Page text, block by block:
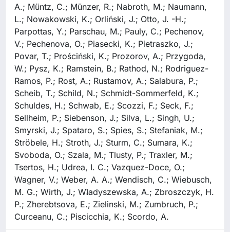
A.; Müntz, C.; Münzer, R.; Nabroth, M.; Naumann,
L.; Nowakowski, K.; Orliński, J.; Otto, J. -H.;
Parpottas, Y.; Parschau, M.; Pauly, C.; Pechenov,
V.; Pechenova, O.; Piasecki, K.; Pietraszko, J.;
Povar, T.; Prościński, K.; Prozorov, A.; Przygoda,
W.; Pysz, K.; Ramstein, B.; Rathod, N.; Rodriguez-
Ramos, P.; Rost, A.; Rustamov, A.; Salabura, P.;
Scheib, T.; Schild, N.; Schmidt-Sommerfeld, K.;
Schuldes, H.; Schwab, E.; Scozzi, F.; Seck, F.;
Sellheim, P.; Siebenson, J.; Silva, L.; Singh, U.;
Smyrski, J.; Spataro, S.; Spies, S.; Stefaniak, M.;
Ströbele, H.; Stroth, J.; Sturm, C.; Sumara, K.;
Svoboda, O.; Szala, M.; Tlusty, P.; Traxler, M.;
Tsertos, H.; Udrea, I. C.; Vazquez-Doce, O.;
Wagner, V.; Weber, A. A.; Wendisch, C.; Wiebusch,
M. G.; Wirth, J.; Władyszewska, A.; Zbroszczyk, H.
P.; Zherebtsova, E.; Zielinski, M.; Zumbruch, P.;
Curceanu, C.; Piscicchia, K.; Scordo, A.